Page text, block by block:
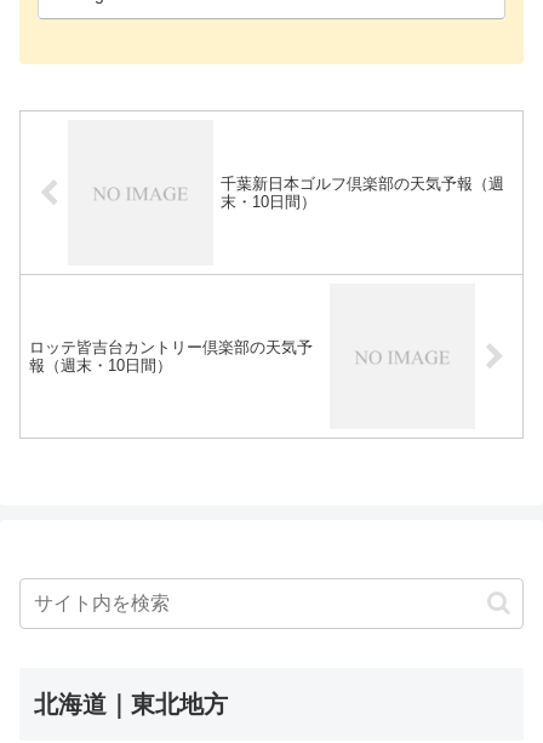
千葉新日本ゴルフ倶楽部の天気予報（週
末・10日間）
ロッテ皆吉台カントリー倶楽部の天気予
報（週末・10日間）
北海道｜東北地方